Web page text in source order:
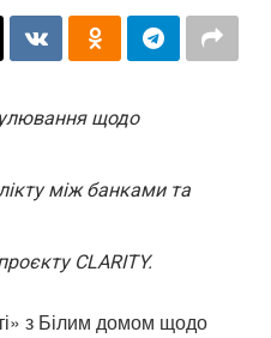
щодо
між банками та
CLARITY.
з Білим домом щодо